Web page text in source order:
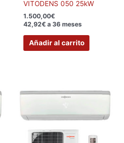
VITODENS 050 25kW
1.500,00€
42,92€ a 36 meses
Añadir al carrito